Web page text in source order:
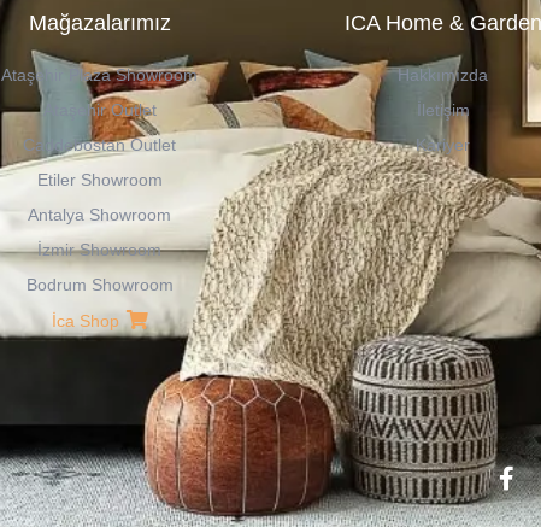
Mağazalarımız
Ataşehir Plaza Showroom
Ataşehir Outlet
Caddebostan Outlet
Etiler Showroom
Antalya Showroom
İzmir Showroom
Bodrum Showroom
İca Shop
ICA Home & Garden
Hakkımızda
İletişim
Kariyer